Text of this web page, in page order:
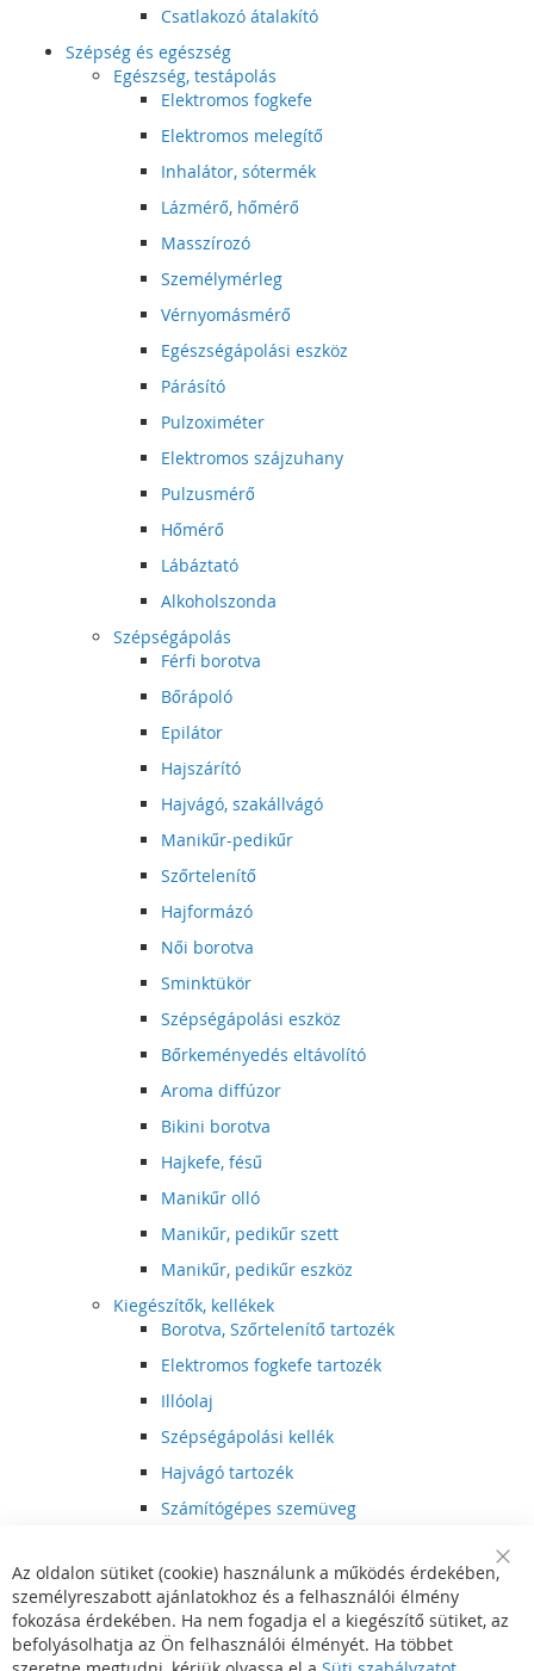
Csatlakozó átalakító
Szépség és egészség
Egészség, testápolás
Elektromos fogkefe
Elektromos melegítő
Inhalátor, sótermék
Lázmérő, hőmérő
Masszírozó
Személymérleg
Vérnyomásmérő
Egészségápolási eszköz
Párásító
Pulzoximéter
Elektromos szájzuhany
Pulzusmérő
Hőmérő
Lábáztató
Alkoholszonda
Szépségápolás
Férfi borotva
Bőrápoló
Epilátor
Hajszárító
Hajvágó, szakállvágó
Manikűr-pedikűr
Szőrtelenítő
Hajformázó
Női borotva
Sminktükör
Szépségápolási eszköz
Bőrkeményedés eltávolító
Aroma diffúzor
Bikini borotva
Hajkefe, fésű
Manikűr olló
Manikűr, pedikűr szett
Manikűr, pedikűr eszköz
Kiegészítők, kellékek
Borotva, Szőrtelenítő tartozék
Elektromos fogkefe tartozék
Illóolaj
Szépségápolási kellék
Hajvágó tartozék
Számítógépes szemüveg
Hajvágó kiegészítő
Szórakoztató elektronika
Multimédia
DVD, BluRay lejátszó
Bar
Az oldalon sütiket (cookie) használunk a működés érdekében,
személyreszabott ajánlatokhoz és a felhasználói élmény
fokozása érdekében. Ha nem fogadja el a kiegészítő sütiket, az
befolyásolhatja az Ön felhasználói élményét. Ha többet